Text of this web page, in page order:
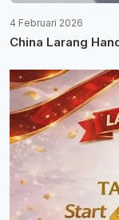
4 Februari 2026
China Larang